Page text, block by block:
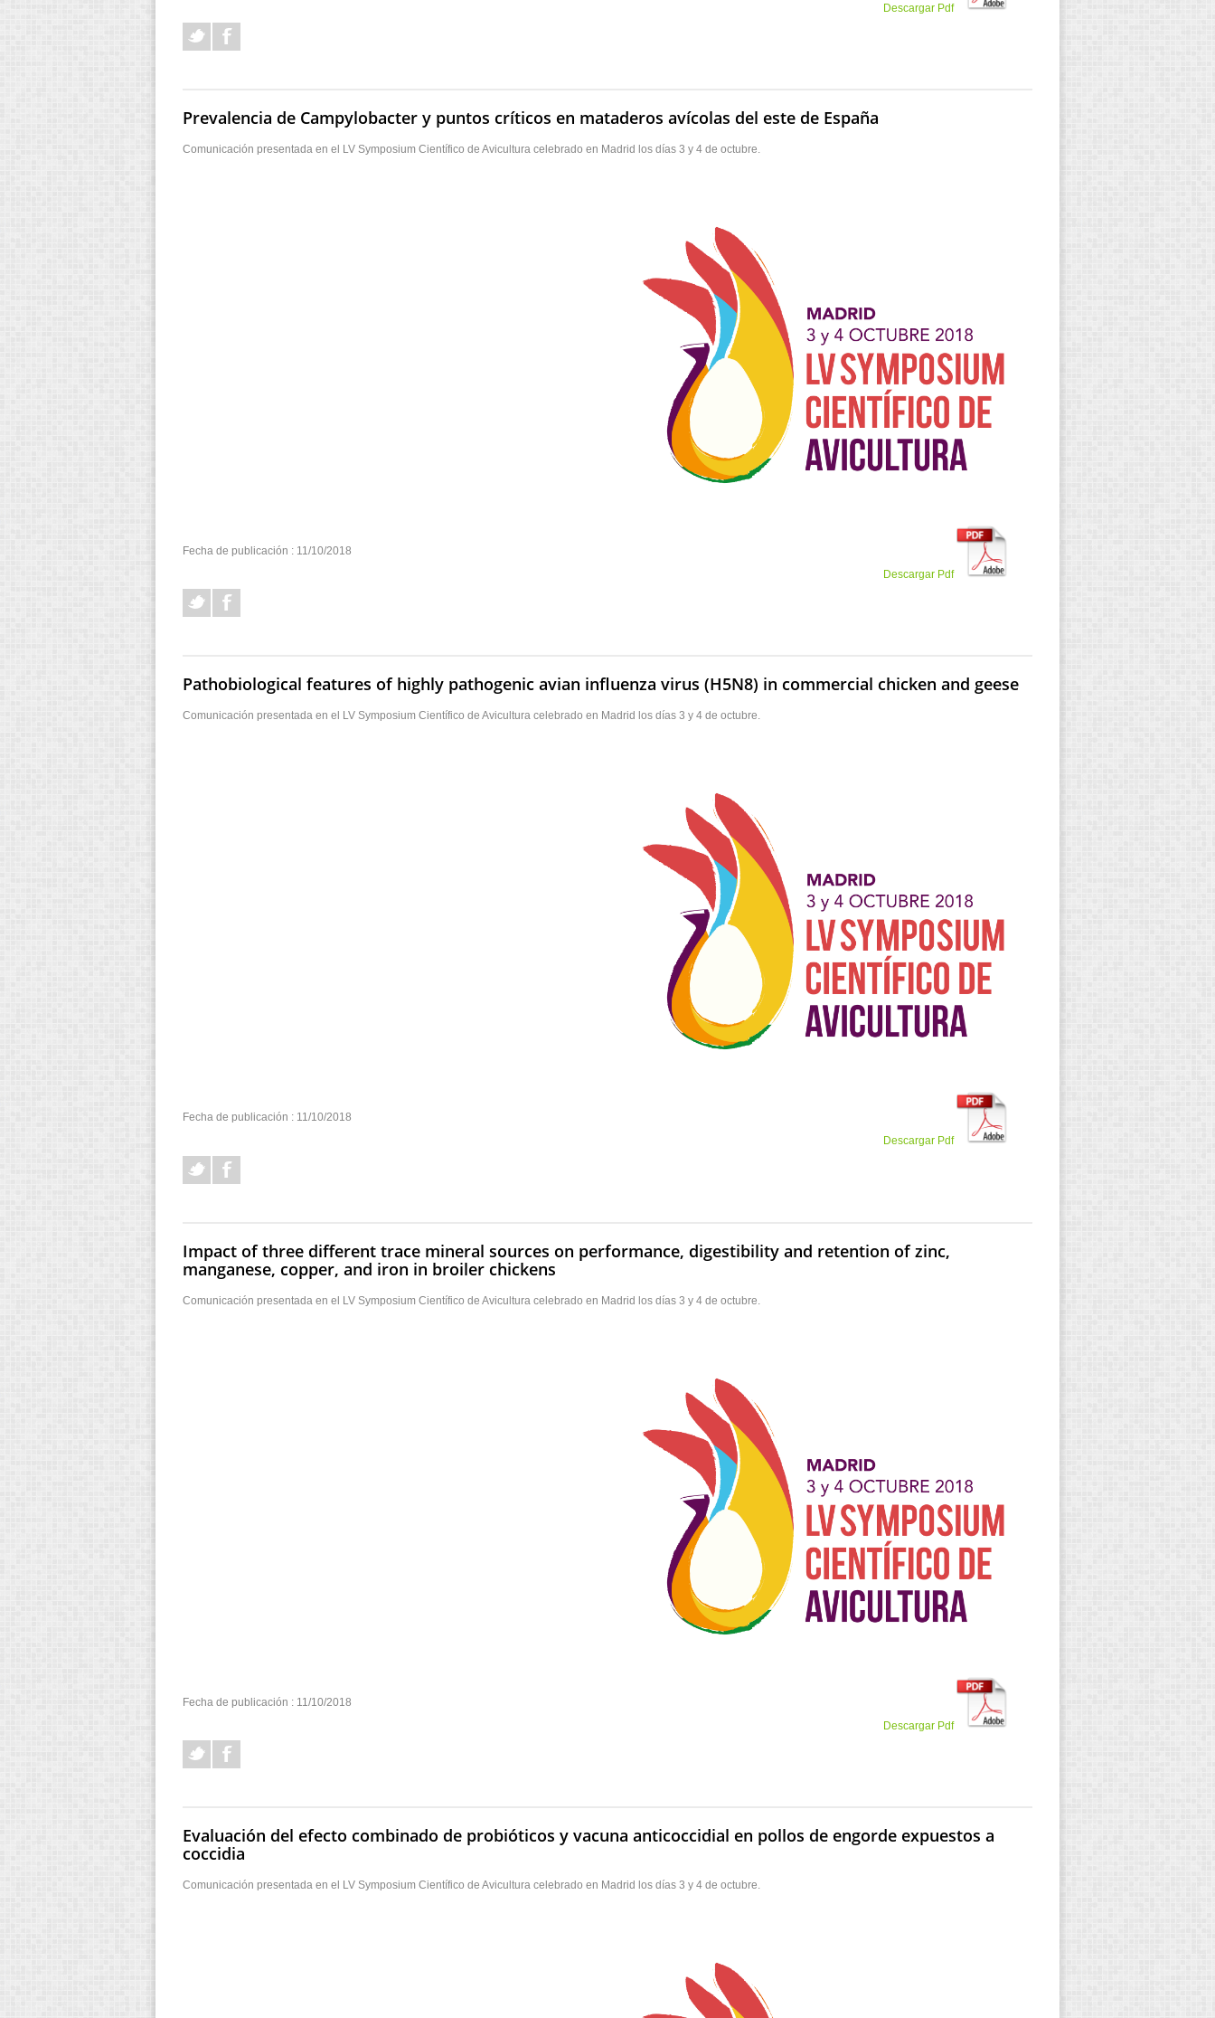
Descargar Pdf
Prevalencia de Campylobacter y puntos críticos en mataderos avícolas del este de España
Comunicación presentada en el LV Symposium Científico de Avicultura celebrado en Madrid los días 3 y 4 de octubre.
Fecha de publicación : 11/10/2018
Descargar Pdf
Pathobiological features of highly pathogenic avian influenza virus (H5N8) in commercial chicken and geese
Comunicación presentada en el LV Symposium Científico de Avicultura celebrado en Madrid los días 3 y 4 de octubre.
Fecha de publicación : 11/10/2018
Descargar Pdf
Impact of three different trace mineral sources on performance, digestibility and retention of zinc,
manganese, copper, and iron in broiler chickens
Comunicación presentada en el LV Symposium Científico de Avicultura celebrado en Madrid los días 3 y 4 de octubre.
Fecha de publicación : 11/10/2018
Descargar Pdf
Evaluación del efecto combinado de probióticos y vacuna anticoccidial en pollos de engorde expuestos a
coccidia
Comunicación presentada en el LV Symposium Científico de Avicultura celebrado en Madrid los días 3 y 4 de octubre.